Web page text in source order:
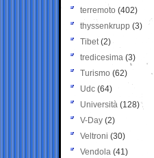
terremoto (402)
thyssenkrupp (3)
Tibet(2)
tredicesima (3)
Turismo (62)
Udc (64)
Università (128)
V-Day (2)
Veltroni (30)
Vendola (41)